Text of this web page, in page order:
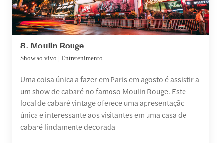
8. Moulin Rouge
Show ao vivo | Entretenimento
Uma coisa única a fazer em Paris em agosto é assistir a
um show de cabaré no famoso Moulin Rouge. Este
local de cabaré vintage oferece uma apresentação
única e interessante aos visitantes em uma casa de
cabaré lindamente decorada